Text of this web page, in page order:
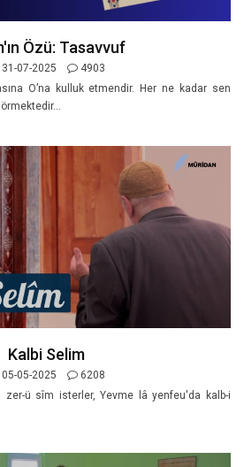
Özü: Tasavvuf
31-07-2025
4903
O’na kulluk etmendir. Her ne kadar sen
Kalbi Selim
05-05-2025
6208
zer-ü sîm isterler, Yevme lâ yenfeu'da kalb-i